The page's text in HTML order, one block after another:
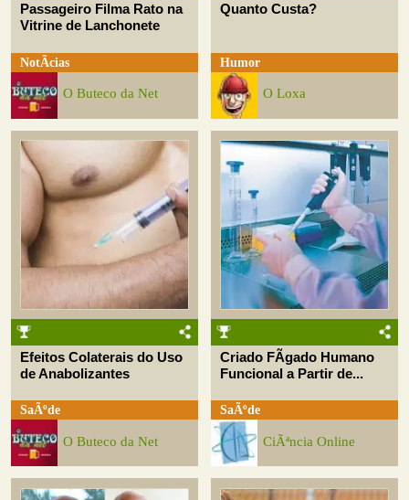
Passageiro Filma Rato na
Vitrine de Lanchonete
NotÃ­cias
O Buteco da Net
Quanto Custa?
Humor
O Loxa
Efeitos Colaterais do Uso
de Anabolizantes
SaÃºde
O Buteco da Net
Criado FÃ­gado Humano
Funcional a Partir de...
SaÃºde
CiÃªncia Online